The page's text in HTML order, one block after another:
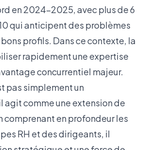
en 2024-2025, avec plus de 6
qui anticipent des problèmes
profils. Dans ce contexte, la
rapidement une expertise
concurrentiel majeur.
pas simplement un
agit comme une extension de
comprenant en profondeur les
RH et des dirigeants, il